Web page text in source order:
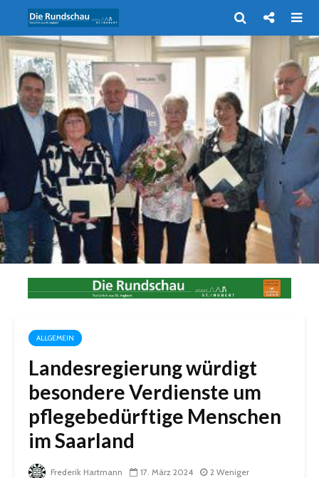
ALLGEMEIN
Landesregierung würdigt
besondere Verdienste um
pflegebedürftige Menschen
im Saarland
Frederik Hartmann 17. März 2024 2 Weniger